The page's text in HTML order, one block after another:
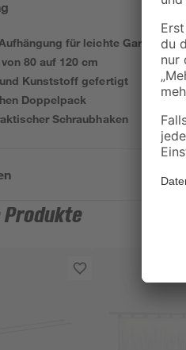
für leichte Gardinen
80 auf 120 cm
Kunststoff gefertigt
Doppelpack
Schraubhaken